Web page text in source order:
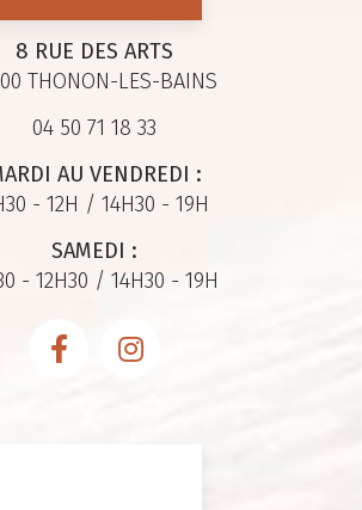
8 RUE DES ARTS
THONON-LES-BAINS
04 50 71 18 33
AU VENDREDI :
- 12H / 14H30 - 19H
SAMEDI :
- 12H30 / 14H30 - 19H